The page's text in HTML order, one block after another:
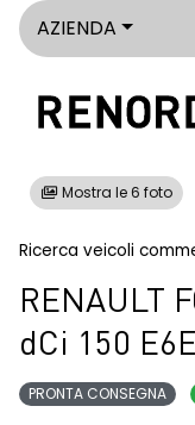
AZIENDA
Mostra le 6 foto
Ricerca veicoli
RENAULT
dCi 150
PRONTA CONSEGNA